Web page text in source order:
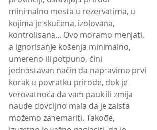
minimalno mesta u rezervatima, u
kojima je skučena, izolovana,
kontrolisana... Ovo moramo menjati,
a ignorisanje košenja minimalno,
umereno ili potpuno, čini
jednostavan način da napravimo prvi
korak u povratku prirode, dok je
verovatnoća da vam pauk ili zmija
naude dovoljno mala da je zaista
možemo zanemariti. Takođe,